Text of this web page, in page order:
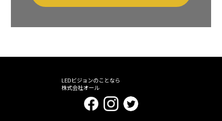
LEDビジョンのことなら
株式会社オール